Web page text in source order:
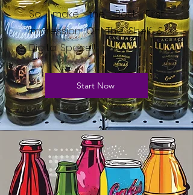
So, make the Best First
ImpressionOn The Shelf &
Digital Space!!
Start Now